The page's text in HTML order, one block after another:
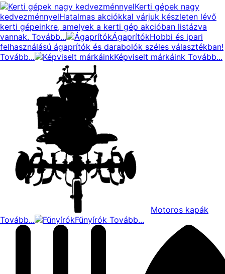
Kerti gépek nagy
kedvezménnyelHatalmas akciókkal várjuk készleten lévő
kerti gépeinkre, amelyek a kerti gép akcióban listázva
vannak. Tovább... ÁgaprítókHobbi és ipari
felhasználású ágaprítók és darabolók széles választékban!
Tovább...
Képviselt márkáink Tovább...
Motoros kapák
Tovább...
Fűnyírók Tovább...